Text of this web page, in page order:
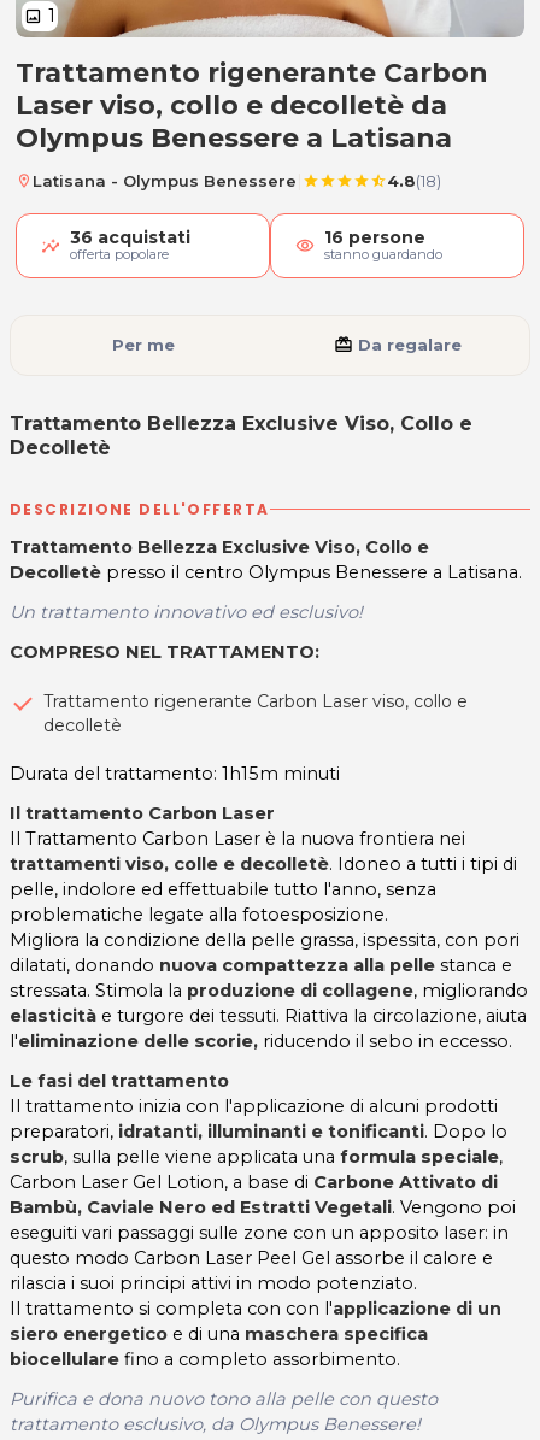
image 1
Trattamento Bellezza Exclusive
Trattamento rigenerante Carbon
Laser viso, collo e decolletè da
Olympus Benessere a Latisana
location_on Latisana - Olympus Benessere starstarstarstarstar_half4.8(18)
36 acquistati
offerta popolare visibility 16 persone
stanno guardando
Trattamento Bellezza Exclusive Viso, Collo e
Decolletè
Per me card_giftcard Da regalare
DESCRIZIONE DELL'OFFERTA
Trattamento Bellezza Exclusive Viso, Collo e
Decolletè presso il centro Olympus Benessere a Latisana.
Un trattamento innovativo ed esclusivo!
COMPRESO NEL TRATTAMENTO:
Trattamento rigenerante Carbon Laser viso, collo e
decolletè
Durata del trattamento: 1h15m minuti
Il trattamento Carbon Laser
Il Trattamento Carbon Laser è la nuova frontiera nei
trattamenti viso, colle e decolletè. Idoneo a tutti i tipi di
pelle, indolore ed effettuabile tutto l'anno, senza
problematiche legate alla fotoesposizione.
Migliora la condizione della pelle grassa, ispessita, con pori
dilatati, donando nuova compattezza alla pelle stanca e
stressata. Stimola la produzione di collagene, migliorando
elasticità e turgore dei tessuti. Riattiva la circolazione, aiuta
l'eliminazione delle scorie, riducendo il sebo in eccesso.
Le fasi del trattamento
Il trattamento inizia con l'applicazione di alcuni prodotti
preparatori, idratanti, illuminanti e tonificanti. Dopo lo
scrub, sulla pelle viene applicata una formula speciale,
Carbon Laser Gel Lotion, a base di Carbone Attivato di
Bambù, Caviale Nero ed Estratti Vegetali. Vengono poi
eseguiti vari passaggi sulle zone con un apposito laser: in
questo modo Carbon Laser Peel Gel assorbe il calore e
rilascia i suoi principi attivi in modo potenziato.
Il trattamento si completa con con l'applicazione di un
siero energetico e di una maschera specifica
biocellulare fino a completo assorbimento.
Purifica e dona nuovo tono alla pelle con questo
trattamento esclusivo, da Olympus Benessere!